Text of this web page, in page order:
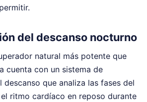
del descanso nocturno
natural más potente que
cuenta con un sistema de
que analiza las fases del
ritmo cardíaco en reposo durante